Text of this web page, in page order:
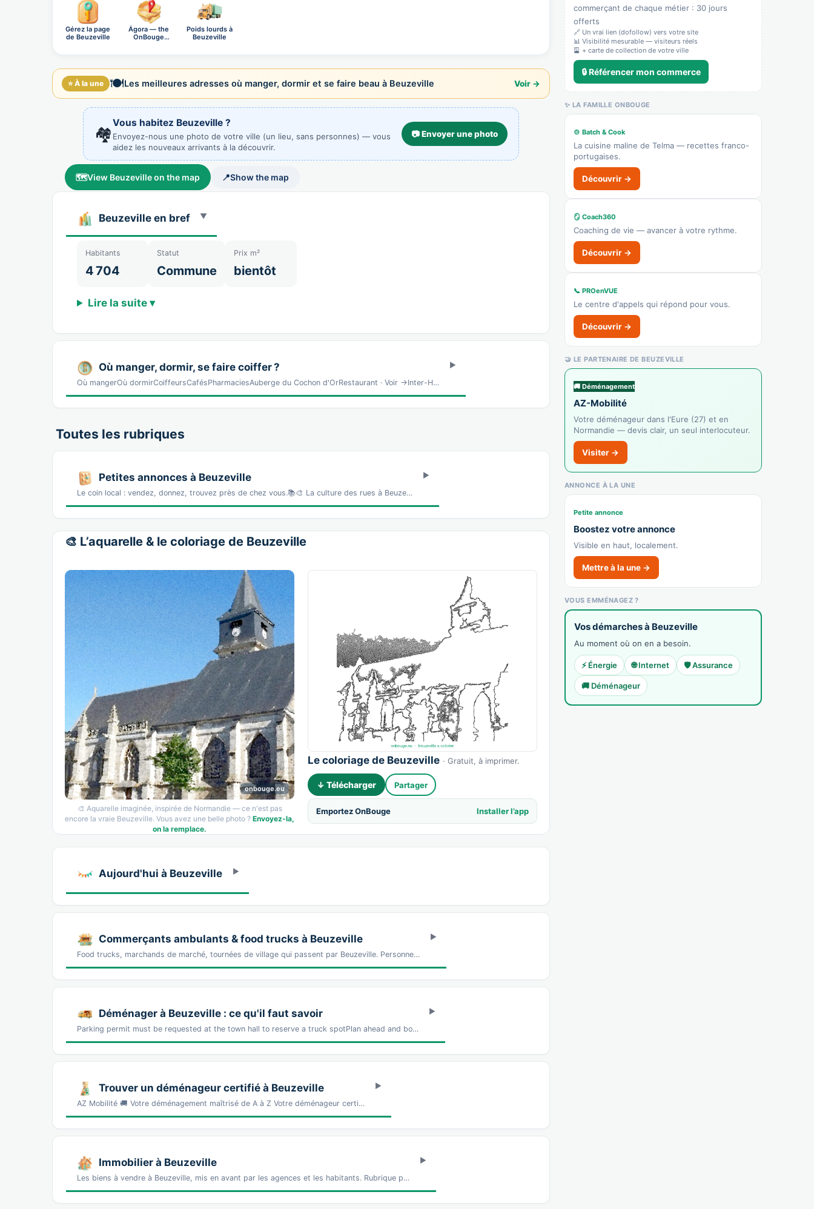
Gérez la page
de Beuzeville
Ágora — the
OnBouge
Poids lourds à
Beuzeville
⭐ À la une 🍽️Les meilleures adresses où manger, dormir et se faire beau à Beuzeville Voir →
🏘️
Vous habitez Beuzeville ?
Envoyez-nous une photo de votre ville (un lieu, sans personnes) — vous
aidez les nouveaux arrivants à la découvrir.
📷 Envoyer une photo
🗺️View Beuzeville on the map 📍Show the map
Beuzeville en bref
Habitants
4 704
Statut
Commune
Prix m²
bientôt
Lire la suite ▾
Où manger, dormir, se faire coiffer ?
Où mangerOù dormirCoiffeursCafésPharmaciesAuberge du Cochon d'OrRestaurant · Voir →Inter-H…
Toutes les rubriques
Petites annonces à Beuzeville
Le coin local : vendez, donnez, trouvez près de chez vous.📚🎨 La culture des rues à Beuze…
🎨 L’aquarelle & le coloriage de Beuzeville
onbouge.eu
🎨 Aquarelle imaginée, inspirée de Normandie — ce n'est pas
encore la vraie Beuzeville. Vous avez une belle photo ? Envoyez-la,
on la remplace.
Le coloriage de Beuzeville · Gratuit, à imprimer.
↓ Télécharger Partager
Emportez OnBouge Installer l’app
Aujourd'hui à Beuzeville
Commerçants ambulants & food trucks à Beuzeville
Food trucks, marchands de marché, tournées de village qui passent par Beuzeville. Personne…
Déménager à Beuzeville : ce qu'il faut savoir
Parking permit must be requested at the town hall to reserve a truck spotPlan ahead and bo…
Trouver un déménageur certifié à Beuzeville
AZ Mobilité 🚚 Votre déménagement maîtrisé de A à Z Votre déménageur certi…
Immobilier à Beuzeville
Les biens à vendre à Beuzeville, mis en avant par les agences et les habitants. Rubrique p…
Gamm Vert
Recensé · non-membre
✓ Vérifié
4776Z — Fleuriste / jardinerie / animalerie
Jardinerie
🌐 Voir le site
👉 C'est votre commerce ?
Auberge du Cochon d'Or
Recensé · non-membre
Restaurant
🌐 Voir le site
👉 C'est votre commerce ?
✓ Vérifié
4778A — Opticien
Opticien
👉 C'est votre commerce ?
Pharmacie de la Morelle
Recensé · non-membre
✓ Vérifié
4773Z — Pharmacie
Pharmacie
Afficher le n°
👉 C'est votre commerce ?
Recensé · non-membre
Vétérinaire
Afficher le n°
🌐 Voir le site
👉 C'est votre commerce ?
commerçant de chaque métier : 30 jours
offerts
🔗 Un vrai lien (dofollow) vers votre site
📊 Visibilité mesurable — visiteurs réels
🎴 + carte de collection de votre ville
🔒 Référencer mon commerce
✨ LA FAMILLE ONBOUGE
🍲 Batch & Cook
La cuisine maline de Telma — recettes franco-
portugaises.
Découvrir →
🪞 Coach360
Coaching de vie — avancer à votre rythme.
Découvrir →
📞 PROenVUE
Le centre d'appels qui répond pour vous.
Découvrir →
🤝 LE PARTENAIRE DE BEUZEVILLE
🚚 Déménagement
AZ-Mobilité
Votre déménageur dans l'Eure (27) et en
Normandie — devis clair, un seul interlocuteur.
Visiter →
ANNONCE À LA UNE
Petite annonce
Boostez votre annonce
Visible en haut, localement.
Mettre à la une →
VOUS EMMÉNAGEZ ?
Vos démarches à Beuzeville
Au moment où on en a besoin.
⚡ Énergie 🌐 Internet 🛡️ Assurance
🚚 Déménageur